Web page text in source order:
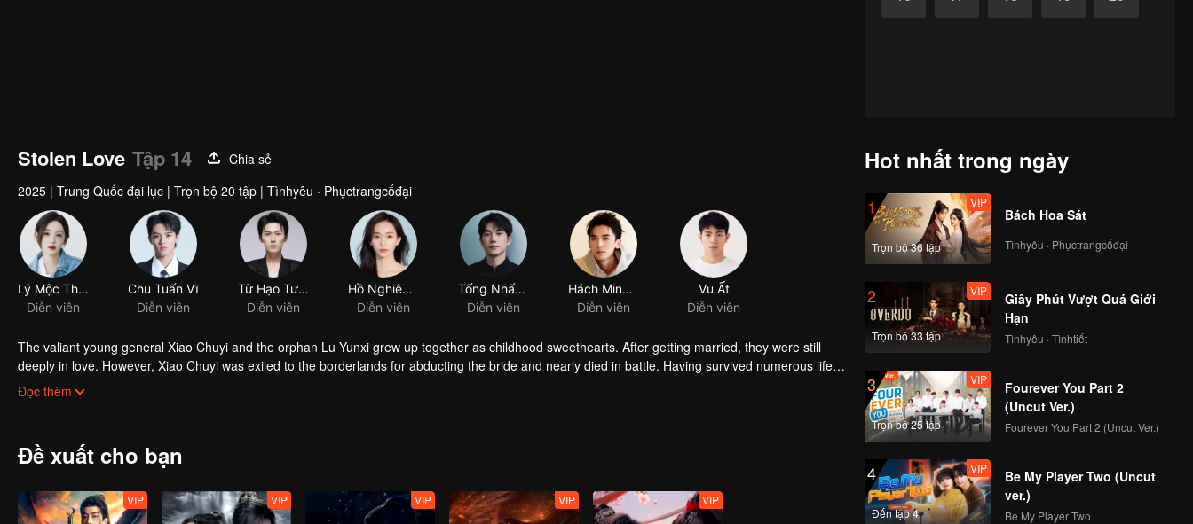
Stolen Love Tập 14
Chia sẻ
2025 | Trung Quốc đại lục | Trọn bộ 20 tập | Tìnhyêu · Phụctrangcổđại
Lý Mộc Thần
Diễn viên
Chu Tuấn Vĩ
Diễn viên
Từ Hạo Tường
Diễn viên
Hồ Nghiên Nghiên
Diễn viên
Tống Nhất Hùng
Diễn viên
Hách Minh Kỳ
Diễn viên
Vu Ất
Diễn viên
The valiant young general Xiao Chuyi and the orphan Lu Yunxi grew up together as childhood sweethearts. After getting married, they were still
deeply in love. However, Xiao Chuyi was exiled to the borderlands for abducting the bride and nearly died in battle. Having survived numerous life-
and-death ordeals, he comes back only to discover that Yunxi remarried his cousin Zhou Yanyu, and his mother passed away. Entangled in a love
triangle, Xiao Chuyi and Lu Yunxi start a forbidden romance.
Đọc thêm
Đề xuất cho bạn
VIP VIP VIP VIP VIP
Hot nhất trong ngày
1
Trọn bộ 36 tập
VIP
Bách Hoa Sát
Tìnhyêu · Phụctrangcổđại
2
Trọn bộ 33 tập
VIP
Giây Phút Vượt Quá Giới
Hạn
Tìnhyêu · Tìnhtiết
3
Trọn bộ 25 tập
VIP
Fourever You Part 2
(Uncut Ver.)
Fourever You Part 2 (Uncut Ver.)
4
Đến tập 4
VIP
Be My Player Two (Uncut
ver.)
Be My Player Two